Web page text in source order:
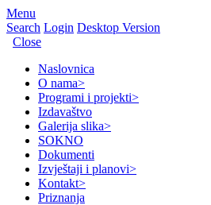
Menu
Search Login Desktop Version
Close
Naslovnica
O nama>
Programi i projekti>
Izdavaštvo
Galerija slika>
SOKNO
Dokumenti
Izvještaji i planovi>
Kontakt>
Priznanja